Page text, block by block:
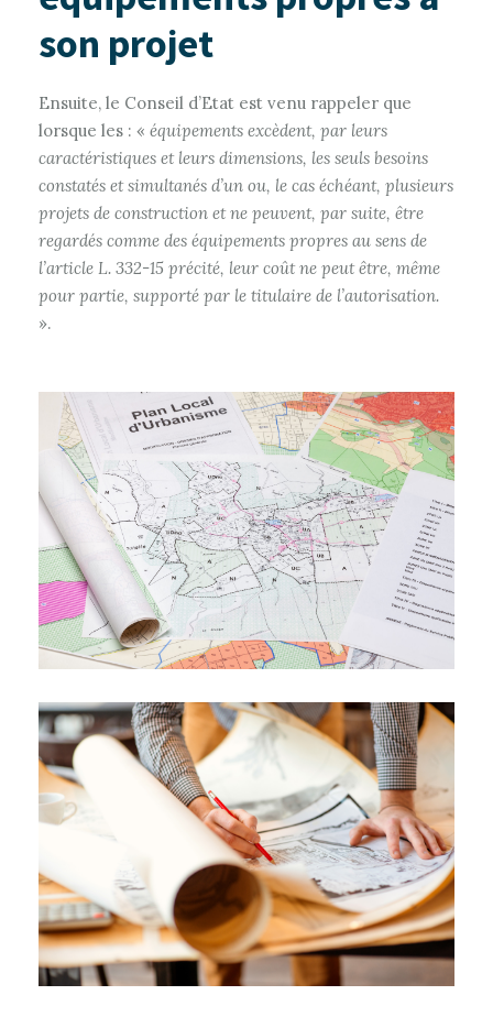
son projet
Ensuite, le Conseil d’Etat est venu rappeler que
lorsque les : « équipements excèdent, par leurs
caractéristiques et leurs dimensions, les seuls besoins
constatés et simultanés d’un ou, le cas échéant, plusieurs
projets de construction et ne peuvent, par suite, être
regardés comme des équipements propres au sens de
l’article L. 332-15 précité, leur coût ne peut être, même
pour partie, supporté par le titulaire de l’autorisation.
».